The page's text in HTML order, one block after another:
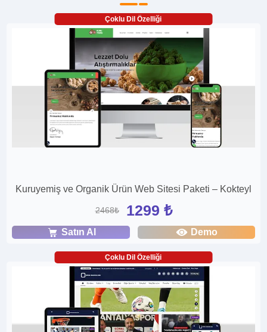
Çoklu Dil Özelliği
Kuruyemiş ve Organik Ürün Web Sitesi Paketi – Kokteyl
2468₺ 1299 ₺
Satın Al Demo
Çoklu Dil Özelliği